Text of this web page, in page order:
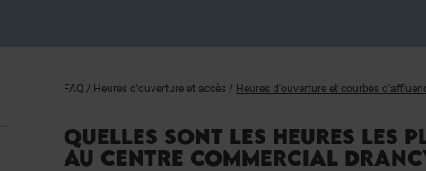
FAQ / Heures d'ouverture et accès / Heures d'ouverture et courbes
QUELLES SONT LES HEURES LES
AU CENTRE COMMERCIAL